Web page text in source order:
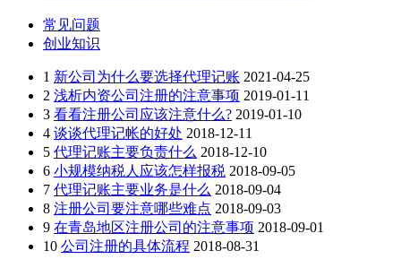
常见问题
创业知识
1 新公司为什么要选择代理记账 2021-04-25
2 浅析内资公司注册的注意事项 2019-01-11
3 看看注册公司应该注意什么? 2019-01-10
4 谈谈代理记帐的好处 2018-12-11
5 代理记账主要负责什么 2018-12-10
6 小规模纳税人应该怎样报税 2018-09-05
7 代理记账主要业务是什么 2018-09-04
8 注册公司要注意哪些难点 2018-09-03
9 在青岛地区注册公司的注意事项 2018-09-01
10 公司注册的具体流程 2018-08-31